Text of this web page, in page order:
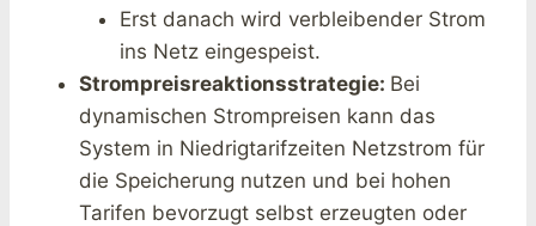
Erst danach wird verbleibender Strom
ins Netz eingespeist.
Strompreisreaktionsstrategie: Bei
dynamischen Strompreisen kann das
System in Niedrigtarifzeiten Netzstrom für
die Speicherung nutzen und bei hohen
Tarifen bevorzugt selbst erzeugten oder